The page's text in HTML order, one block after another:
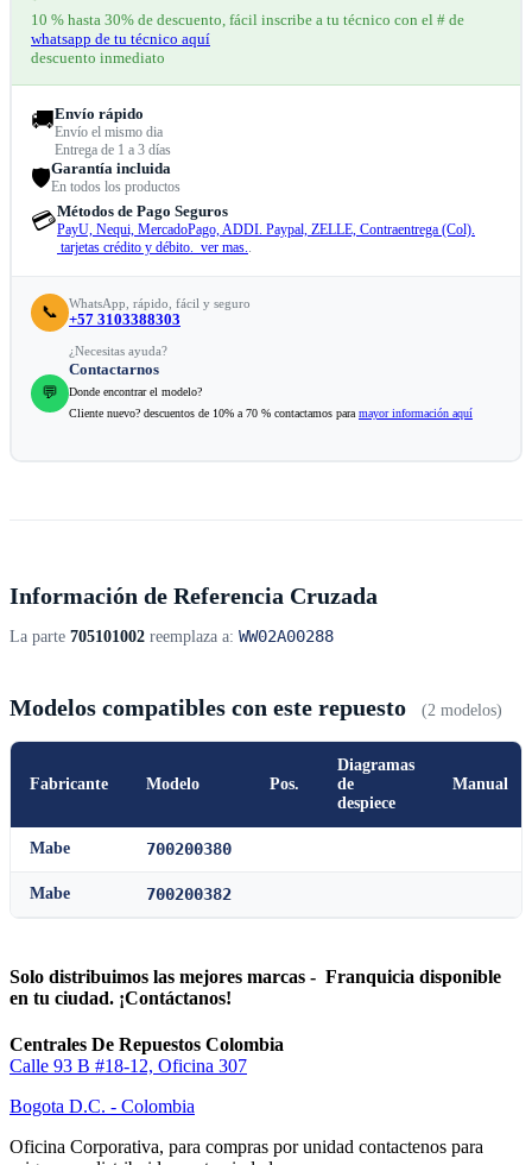
10 % hasta 30% de descuento, fácil inscribe a tu técnico con el # de
whatsapp de tu técnico aquí
descuento inmediato
🚚Envío rápido
Envío el mismo dia
Entrega de 1 a 3 días
🛡️Garantía incluida
En todos los productos
💳Métodos de Pago Seguros
PayU, Nequi, MercadoPago, ADDI. Paypal, ZELLE, Contraentrega (Col).
tarjetas crédito y débito. ver mas..
📞 WhatsApp, rápido, fácil y seguro
+57 3103388303
💬
¿Necesitas ayuda?
Contactarnos
Donde encontrar el modelo?
Cliente nuevo? descuentos de 10% a 70 % contactamos para mayor información aquí
Información de Referencia Cruzada
La parte 705101002 reemplaza a: WW02A00288
Modelos compatibles con este repuesto (2 modelos)
Fabricante Modelo Pos.
Diagramas
de
despiece
Manual
Mabe 700200380
Mabe 700200382
Solo distribuimos las mejores marcas - Franquicia disponible
en tu ciudad. ¡Contáctanos!
Centrales De Repuestos Colombia
Calle 93 B #18-12, Oficina 307
Bogota D.C. - Colombia
Oficina Corporativa, para compras por unidad contactenos para